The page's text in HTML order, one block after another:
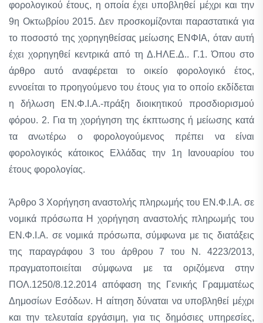
φορολογικού έτους, η οποία έχει υποβληθεί μέχρι και την
9η Οκτωβρίου 2015. Δεν προσκομίζονται παραστατικά για
το ποσοστό της χορηγηθείσας μείωσης ΕΝΦΙΑ, όταν αυτή
έχει χορηγηθεί κεντρικά από τη Δ.ΗΛΕ.Δ.. Γ.1. Όπου στο
άρθρο αυτό αναφέρεται το οικείο φορολογικό έτος,
εννοείται το προηγούμενο του έτους για το οποίο εκδίδεται
η δήλωση ΕΝ.Φ.Ι.Α.-πράξη διοικητικού προσδιορισμού
φόρου. 2. Για τη χορήγηση της έκπτωσης ή μείωσης κατά
τα ανωτέρω ο φορολογούμενος πρέπει να είναι
φορολογικός κάτοικος Ελλάδας την 1η Ιανουαρίου του
έτους φορολογίας.
Άρθρο 3 Χορήγηση αναστολής πληρωμής του ΕΝ.Φ.Ι.Α. σε
νομικά πρόσωπα Η χορήγηση αναστολής πληρωμής του
ΕΝ.Φ.Ι.Α. σε νομικά πρόσωπα, σύμφωνα με τις διατάξεις
της παραγράφου 3 του άρθρου 7 του Ν. 4223/2013,
πραγματοποιείται σύμφωνα με τα οριζόμενα στην
ΠΟΛ.1250/8.12.2014 απόφαση της Γενικής Γραμματέως
Δημοσίων Εσόδων. Η αίτηση δύναται να υποβληθεί μέχρι
και την τελευταία εργάσιμη, για τις δημόσιες υπηρεσίες,